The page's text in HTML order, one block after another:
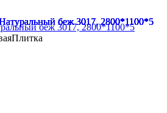
беж 3017, 2800*1100*5